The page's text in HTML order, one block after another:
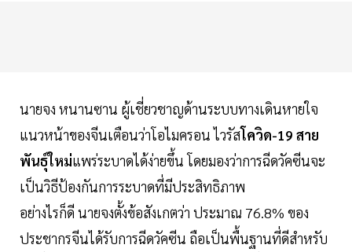
นายจง หนานซาน ผู้เชี่ยวชาญด้านระบบทางเดินหายใจ
แนวหน้าของจีนเตือนว่าโอไมครอน ไวรัสโควิด-19 สาย
พันธุ์ใหม่แพร่ระบาดได้ง่ายขึ้น โดยมองว่าการฉีดวัคซีนจะ
เป็นวิธีป้องกันการระบาดที่มีประสิทธิภาพ
อย่างไรก็ดี นายจงตั้งข้อสังเกตว่า ประมาณ 76.8% ของ
ประชากรจีนได้รับการฉีดวัคซีน ถือเป็นพื้นฐานที่ดีสำหรับ